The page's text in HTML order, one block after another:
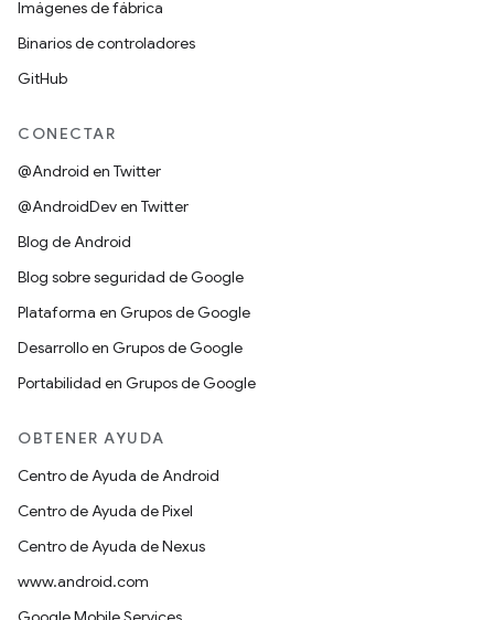
Imágenes de fábrica
Binarios de controladores
GitHub
CONECTAR
@Android en Twitter
@AndroidDev en Twitter
Blog de Android
Blog sobre seguridad de Google
Plataforma en Grupos de Google
Desarrollo en Grupos de Google
Portabilidad en Grupos de Google
OBTENER AYUDA
Centro de Ayuda de Android
Centro de Ayuda de Pixel
Centro de Ayuda de Nexus
www.android.com